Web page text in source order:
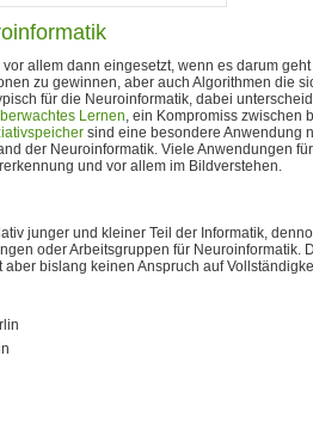
allem dann eingesetzt, wenn es darum
zu gewinnen, aber auch Algorithmen die
für die Neuroinformatik, dabei
Lernen, ein Kompromiss zwischen
sind eine besondere Anwendung
der Neuroinformatik. Viele Anwendungen
und vor allem im Bildverstehen.
junger und kleiner Teil der Informatik,
oder Arbeitsgruppen für Neuroinformatik.
bislang keinen Anspruch auf